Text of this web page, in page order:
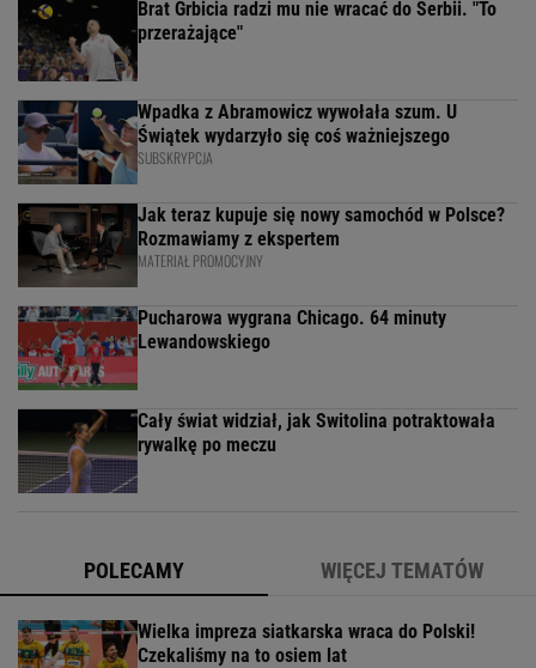
Brat Grbicia radzi mu nie wracać do Serbii. "To
przerażające"
Wpadka z Abramowicz wywołała szum. U
Świątek wydarzyło się coś ważniejszego
SUBSKRYPCJA
Jak teraz kupuje się nowy samochód w Polsce?
Rozmawiamy z ekspertem
MATERIAŁ PROMOCYJNY
Pucharowa wygrana Chicago. 64 minuty
Lewandowskiego
Cały świat widział, jak Switolina potraktowała
rywalkę po meczu
POLECAMY WIĘCEJ TEMATÓW
Wielka impreza siatkarska wraca do Polski!
Czekaliśmy na to osiem lat